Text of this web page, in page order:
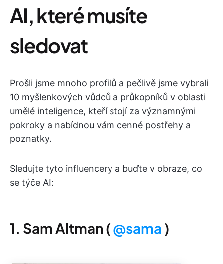
AI, které musíte
sledovat
Prošli jsme mnoho profilů a pečlivě jsme vybrali
10 myšlenkových vůdců a průkopníků v oblasti
umělé inteligence, kteří stojí za významnými
pokroky a nabídnou vám cenné postřehy a
poznatky.
Sledujte tyto influencery a buďte v obraze, co
se týče AI:
1. Sam Altman ( @sama )